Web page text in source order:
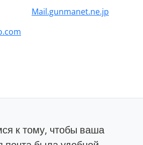
Mail.gunmanet.ne.jp
к тому, чтобы ваша